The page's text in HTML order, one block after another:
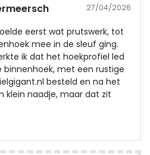
27/04/2026
eerst wat prutswerk, tot
mee in de sleuf ging.
ik dat het hoekprofiel led
binnenhoek, met een rustige
besteld en na het
klein naadje, maar dat zit